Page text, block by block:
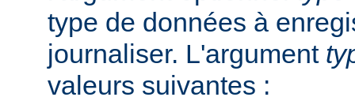
type de données à
journaliser. L'argument
valeurs suivantes :